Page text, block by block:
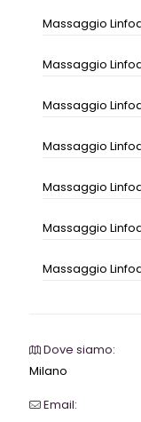
Massaggio
Massaggio
Massaggio
Massaggio
Massaggio
Massaggio
Massaggio
Dove siamo:
Milano
Email: